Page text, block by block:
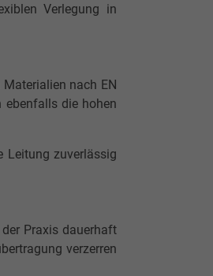
Verlegung in
nach EN
ebenfalls die hohen
Leitung zuverlässig
Praxis dauerhaft
verzerren